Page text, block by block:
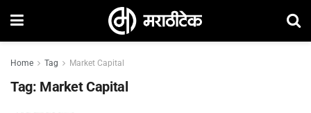
Home Tag Market Capital
Tag: Market Capital